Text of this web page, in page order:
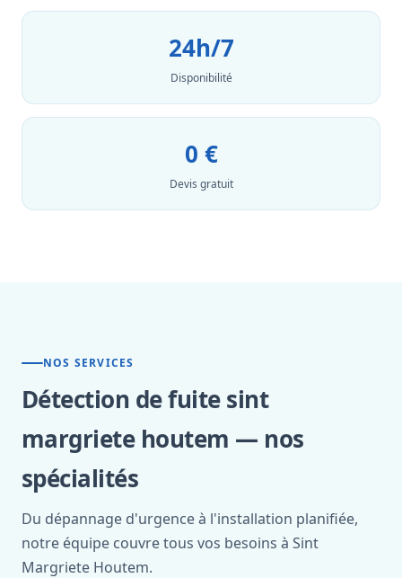
24h/7
Disponibilité
0 €
Devis gratuit
NOS SERVICES
Détection de fuite sint
margriete houtem — nos
spécialités
Du dépannage d'urgence à l'installation planifiée,
notre équipe couvre tous vos besoins à Sint
Margriete Houtem.